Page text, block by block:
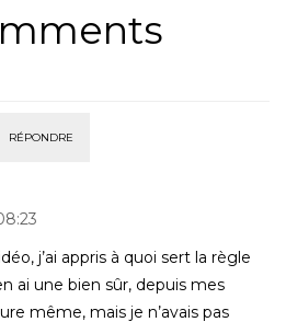
RÉPONDRE
j’ai appris à quoi sert la règle
ai une bien sûr, depuis mes
même, mais je n’avais pas